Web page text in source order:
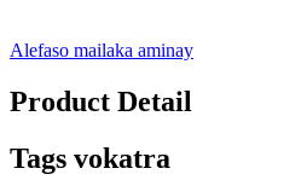
Alefaso mailaka aminay
Product Detail
Tags vokatra